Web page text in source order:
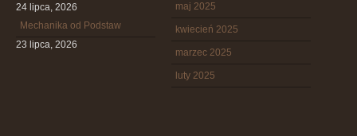
24 lipca, 2026
Mechanika od Podstaw
23 lipca, 2026
maj 2025
kwiecień 2025
marzec 2025
luty 2025